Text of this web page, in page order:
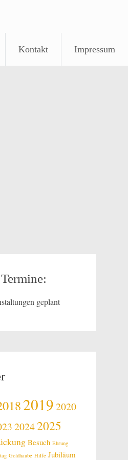
Kontakt Impressum
geplant
20192020
20242025
Besuch Ehrung
Goldhaube Hilfe Jubiläum